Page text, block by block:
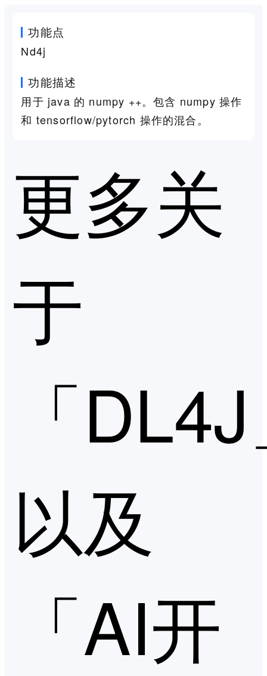
功能点
Nd4j
功能描述
用于 java 的 numpy ++。包含 numpy 操作
和 tensorflow/pytorch 操作的混合。
更多关
于
「
以及
「AI开